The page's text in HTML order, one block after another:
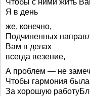
Чтобы с ними жить
Я в день
же, конечно,
Подчиненных
Вам в делах
всегда везение,
А проблем — не
Чтобы гармония
За хорошую